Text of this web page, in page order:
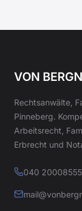
VON
Rechtsanwälte,
Pinneberg.
Arbeitsrecht,
Erbrecht und
040